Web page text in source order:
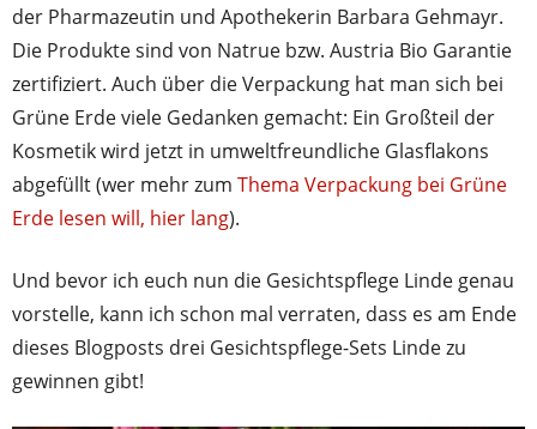
der Pharmazeutin und Apothekerin Barbara Gehmayr.
Die Produkte sind von Natrue bzw. Austria Bio Garantie
zertifiziert. Auch über die Verpackung hat man sich bei
Grüne Erde viele Gedanken gemacht: Ein Großteil der
Kosmetik wird jetzt in umweltfreundliche Glasflakons
abgefüllt (wer mehr zum Thema Verpackung bei Grüne
Erde lesen will, hier lang).
Und bevor ich euch nun die Gesichtspflege Linde genau
vorstelle, kann ich schon mal verraten, dass es am Ende
dieses Blogposts drei Gesichtspflege-Sets Linde zu
gewinnen gibt!